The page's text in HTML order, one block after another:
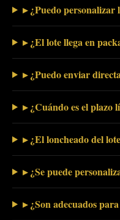
▸ ¿Puedo personalizar
▸ ¿El lote llega en
▸ ¿Puedo enviar
▸ ¿Cuándo es el plazo
▸ ¿El loncheado del
▸ ¿Se puede
▸ ¿Son adecuados